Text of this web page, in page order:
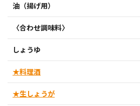
油（揚げ用）
〈合わせ調味料〉
しょうゆ
★料理酒
★生しょうが